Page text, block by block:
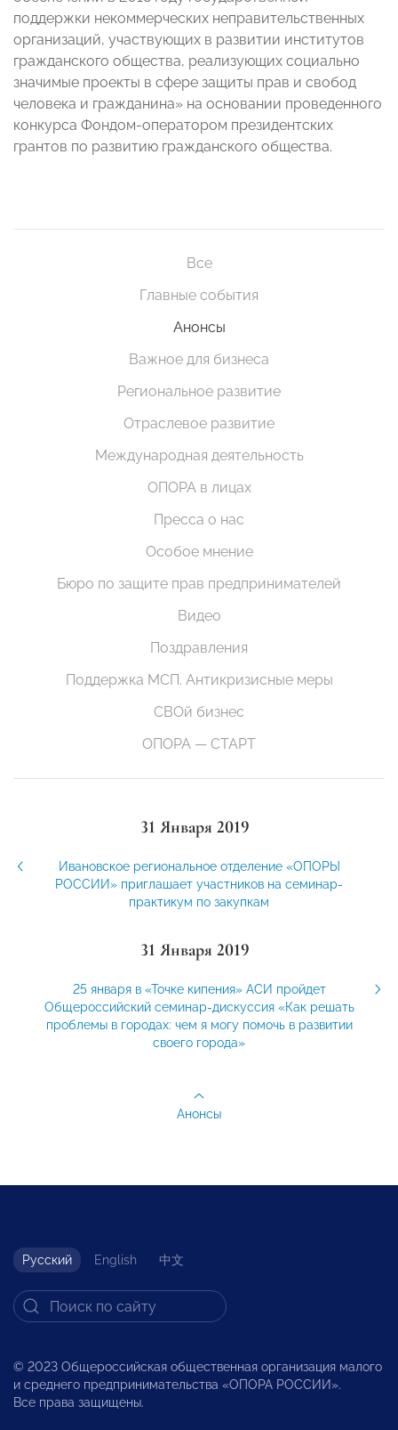
поддержки некоммерческих неправительственных
организаций, участвующих в развитии институтов
гражданского общества, реализующих социально
значимые проекты в сфере защиты прав и свобод
человека и гражданина» на основании проведенного
конкурса Фондом-оператором президентских
грантов по развитию гражданского общества.
Все
Главные события
Анонсы
Важное для бизнеса
Региональное развитие
Отраслевое развитие
Международная деятельность
ОПОРА в лицах
Пресса о нас
Особое мнение
Бюро по защите прав предпринимателей
Видео
Поздравления
Поддержка МСП. Антикризисные меры
СВОй бизнес
ОПОРА — СТАРТ
31 Января 2019
Ивановское региональное отделение «ОПОРЫ
РОССИИ» приглашает участников на семинар-
практикум по закупкам
31 Января 2019
25 января в «Точке кипения» АСИ пройдет
Общероссийский семинар-дискуссия «Как решать
проблемы в городах: чем я могу помочь в развитии
своего города»
Анонсы
Русский English 中文
© 2023 Общероссийская общественная организация малого
и среднего предпринимательства «ОПОРА РОССИИ».
Все права защищены.